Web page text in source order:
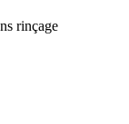
rinçage